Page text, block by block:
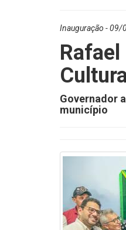
Inauguração -
Governador
município